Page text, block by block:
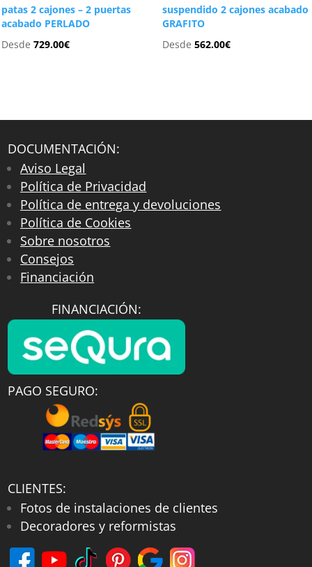
patas 2 cajones – 2 puertas
acabado PERLADO
Desde729.00€
suspendido 2 cajones acabado
GRAFITO
Desde 562.00€
DOCUMENTACIÓN:
Aviso Legal
Política de Privacidad
Política de entrega y devoluciones
Política de Cookies
Sobre nosotros
Consejos
Financiación
FINANCIACIÓN:
PAGO SEGURO:
CLIENTES:
Fotos de instalaciones de clientes
Decoradores y reformistas